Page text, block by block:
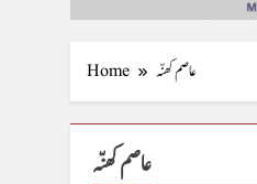
Home عاصم کھنّہ
عاصم کھنّہ